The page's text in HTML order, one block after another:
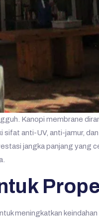
Kanopi membrane
anti-UV, anti-jamur,
jangka panjang yang
meningkatkan